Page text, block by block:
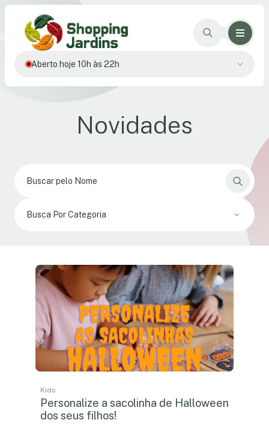
Aberto hoje 10h às 22h
Novidades
Busca Por Categoria
Kids
Personalize a sacolinha de Halloween
dos seus filhos!